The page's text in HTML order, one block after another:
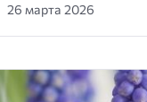
26 марта 2026